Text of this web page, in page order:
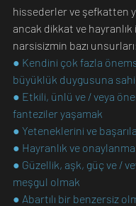
hissederler ve şefkatten
ancak dikkat ve
narsisizmin bazı
● Kendini çok fazla
büyüklük duygusuna
● Etkili, ünlü ve / veya
fanteziler yaşamak
● Yeteneklerini ve
● Hayranlık ve
● Güzellik, aşk, güç ve /
meşgul olmak
● Abartılı bir benzersiz